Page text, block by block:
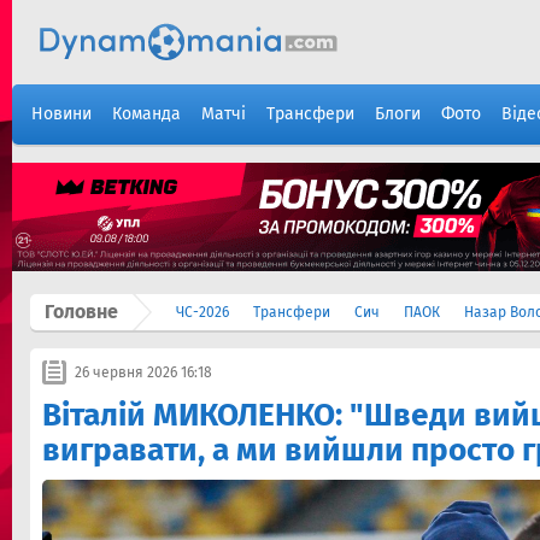
Новини Команда Матчі Трансфери Блоги Фото
Головне ЧС-2026 Трансфери Сич ПАОК Назар
26 червня 2026 16:18
Віталій МИКОЛЕНКО: "Шведи
вигравати, а ми вийшли просто